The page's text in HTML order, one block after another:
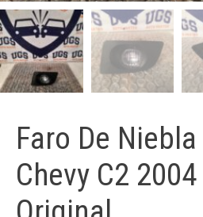
Faro De
Chevy C2